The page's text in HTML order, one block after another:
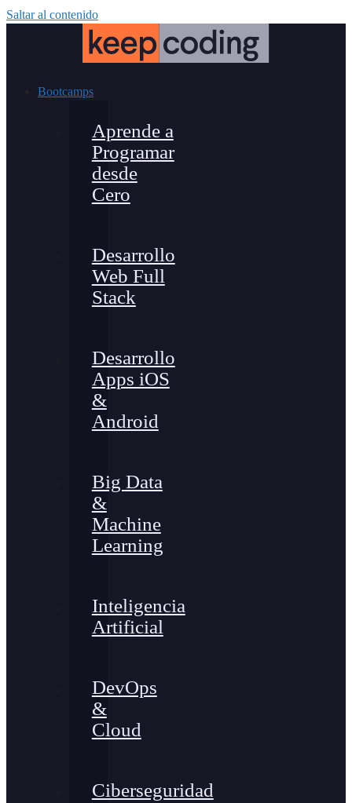
Saltar al contenido
Bootcamps
Aprende a
Programar
desde
Cero
Desarrollo
Web Full
Stack
Desarrollo
Apps iOS
&
Android
Big Data
&
Machine
Learning
Inteligencia
Artificial
DevOps
&
Cloud
Ciberseguridad